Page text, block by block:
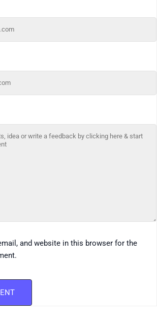
and website in this browser for the